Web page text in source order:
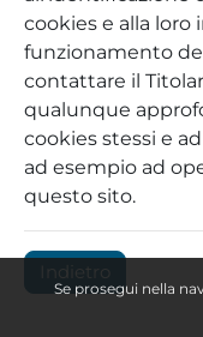
Se prosegui nella
cookies e alla
funzionamento
contattare il
qualunque
cookies stessi e
ad esempio ad
questo sito.
Indietro